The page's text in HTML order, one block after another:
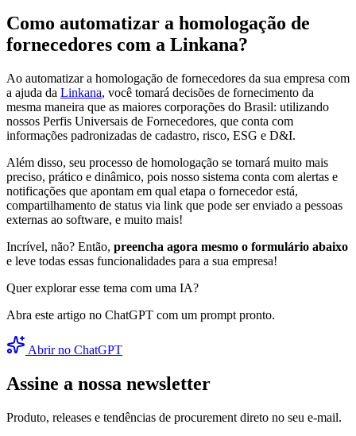
Como automatizar a homologação de
fornecedores com a Linkana?
Ao automatizar a homologação de fornecedores da sua empresa com
a ajuda da Linkana, você tomará decisões de fornecimento da
mesma maneira que as maiores corporações do Brasil: utilizando
nossos Perfis Universais de Fornecedores, que conta com
informações padronizadas de cadastro, risco, ESG e D&I.
Além disso, seu processo de homologação se tornará muito mais
preciso, prático e dinâmico, pois nosso sistema conta com alertas e
notificações que apontam em qual etapa o fornecedor está,
compartilhamento de status via link que pode ser enviado a pessoas
externas ao software, e muito mais!
Incrível, não? Então, preencha agora mesmo o formulário abaixo
e leve todas essas funcionalidades para a sua empresa!
Quer explorar esse tema com uma IA?
Abra este artigo no ChatGPT com um prompt pronto.
Abrir no ChatGPT
Assine a nossa newsletter
Produto, releases e tendências de procurement direto no seu e-mail.